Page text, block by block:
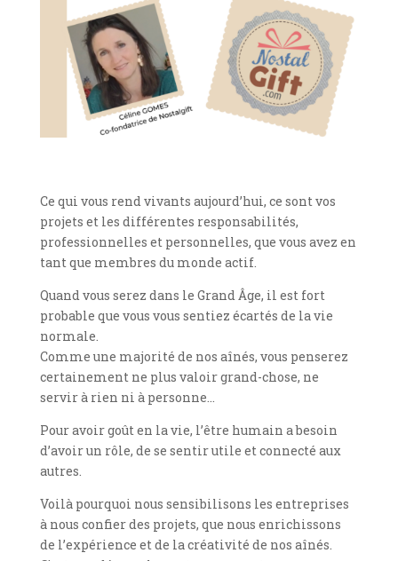
Ce qui vous rend vivants aujourd’hui, ce sont vos
projets et les différentes responsabilités,
professionnelles et personnelles, que vous avez en
tant que membres du monde actif.
Quand vous serez dans le Grand Âge, il est fort
probable que vous vous sentiez écartés de la vie
normale.
Comme une majorité de nos aînés, vous penserez
certainement ne plus valoir grand-chose, ne
servir à rien ni à personne…
Pour avoir goût en la vie, l’être humain a besoin
d’avoir un rôle, de se sentir utile et connecté aux
autres.
Voilà pourquoi nous sensibilisons les entreprises
à nous confier des projets, que nous enrichissons
de l’expérience et de la créativité de nos aînés.